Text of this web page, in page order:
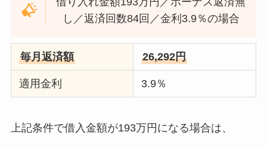
し／返済回数84回／金利3.9％の場合
毎月返済額 26,292円
適用金利 3.9％
上記条件で借入金額が193万円になる場合は、